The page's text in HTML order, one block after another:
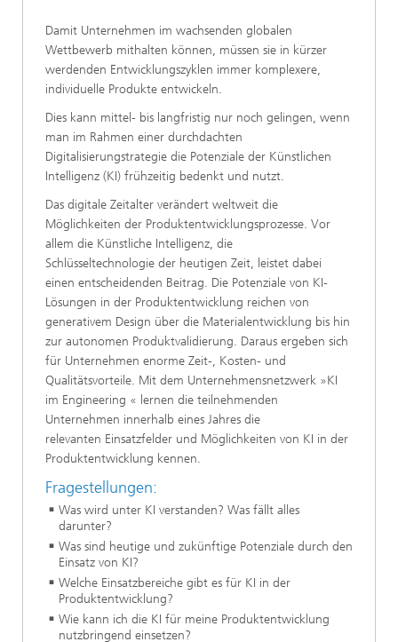
Damit Unternehmen im wachsenden globalen
Wettbewerb mithalten können, müssen sie in kürzer
werdenden Entwicklungszyklen immer komplexere,
individuelle Produkte entwickeln.
Dies kann mittel- bis langfristig nur noch gelingen, wenn
man im Rahmen einer durchdachten
Digitalisierungstrategie die Potenziale der Künstlichen
Intelligenz (KI) frühzeitig bedenkt und nutzt.
Das digitale Zeitalter verändert weltweit die
Möglichkeiten der Produktentwicklungsprozesse. Vor
allem die Künstliche Intelligenz, die
Schlüsseltechnologie der heutigen Zeit, leistet dabei
einen entscheidenden Beitrag. Die Potenziale von KI-
Lösungen in der Produktentwicklung reichen von
generativem Design über die Materialentwicklung bis hin
zur autonomen Produktvalidierung. Daraus ergeben sich
für Unternehmen enorme Zeit-, Kosten- und
Qualitätsvorteile. Mit dem Unternehmensnetzwerk »KI
im Engineering « lernen die teilnehmenden
Unternehmen innerhalb eines Jahres die
relevanten Einsatzfelder und Möglichkeiten von KI in der
Produktentwicklung kennen.
Fragestellungen:
Was wird unter KI verstanden? Was fällt alles
darunter?
Was sind heutige und zukünftige Potenziale durch den
Einsatz von KI?
Welche Einsatzbereiche gibt es für KI in der
Produktentwicklung?
Wie kann ich die KI für meine Produktentwicklung
nutzbringend einsetzen?